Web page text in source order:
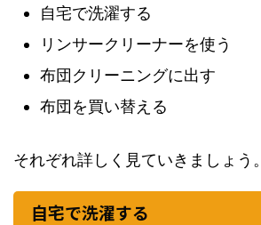
自宅で洗濯する
リンサークリーナーを使う
布団クリーニングに出す
布団を買い替える
それぞれ詳しく見ていきましょう。
自宅で洗濯する